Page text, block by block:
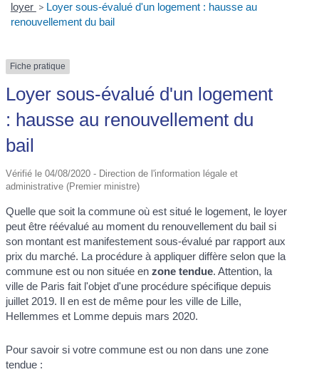
loyer > Loyer sous-évalué d'un logement : hausse au
renouvellement du bail
Fiche pratique
Loyer sous-évalué d'un logement
: hausse au renouvellement du
bail
Vérifié le 04/08/2020 - Direction de l'information légale et
administrative (Premier ministre)
Quelle que soit la commune où est situé le logement, le loyer
peut être réévalué au moment du renouvellement du bail si
son montant est manifestement sous-évalué par rapport aux
prix du marché. La procédure à appliquer diffère selon que la
commune est ou non située enzone tendue. Attention, la
ville de Paris fait l'objet d'une procédure spécifique depuis
juillet 2019. Il en est de même pour les ville de Lille,
Hellemmes et Lomme depuis mars 2020.
Pour savoir si votre commune est ou non dans une zone
tendue :